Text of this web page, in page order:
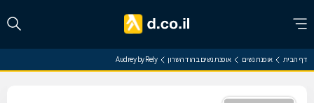
דף הבית אופנת נשים אופנת נשים בהוד השרון Audrey by Rely